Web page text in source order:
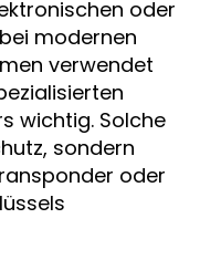
oder
modernen
verwendet
wichtig. Solche
sondern
oder